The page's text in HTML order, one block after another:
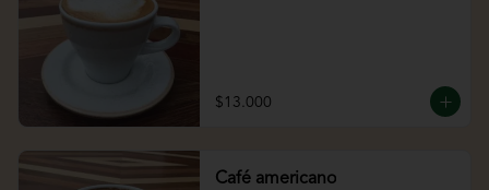
$13.000
Café americano